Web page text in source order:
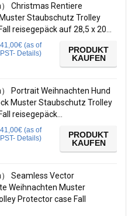
） Christmas Rentiere
Staubschutz Trolley
reisegepäck auf 28,5 x 20…
41,00€ (as of
Details)
PRODUKT
KAUFEN
） Portrait Weihnachten Hund
Muster Staubschutz Trolley
reisegepäck…
41,00€ (as of
Details)
PRODUKT
KAUFEN
） Seamless Vector
Weihnachten Muster
Protector case Fall